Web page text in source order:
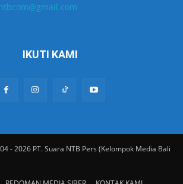
IKUTI KAMI
- 2026 PT. Suara NTB Pers (Kelompok Media Bali